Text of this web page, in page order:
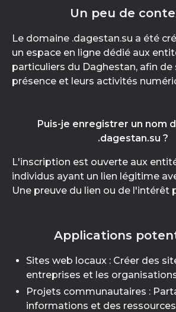
Un peu de
Le domaine .dagestan.su a été
un espace en ligne dédié aux
particuliers du Daghestan, afin de
présence et leurs activités
Puis-je enregistrer un nom
.dagestan.su ?
L'inscription est ouverte aux
individus ayant un lien légitime
Une preuve du lien ou de l'intérêt
Applications
Sites web locaux : Créer des
entreprises et les
Projets communautaires :
informations et des